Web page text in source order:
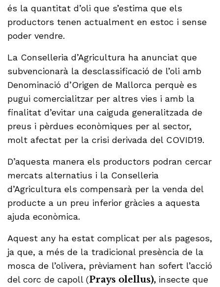
és la quantitat d’oli que s’estima que els
productors tenen actualment en estoc i sense
poder vendre.
La Conselleria d’Agricultura ha anunciat que
subvencionarà la desclassificació de l’oli amb
Denominació d’Origen de Mallorca perquè es
pugui comercialitzar per altres vies i amb la
finalitat d’evitar una caiguda generalitzada de
preus i pèrdues econòmiques per al sector,
molt afectat per la crisi derivada del COVID19.
D’aquesta manera els productors podran cercar
mercats alternatius i la Conselleria
d’Agricultura els compensarà per la venda del
producte a un preu inferior gràcies a aquesta
ajuda econòmica.
Aquest any ha estat complicat per als pagesos,
ja que, a més de la tradicional presència de la
mosca de l’olivera, prèviament han sofert l’acció
del corc de capoll (Prays olellus), insecte que